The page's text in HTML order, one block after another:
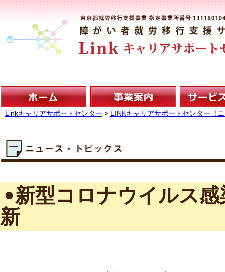
Linkキャリアサポートセンター > LINKキャリアサポートセンター（
新型コロナウイルス
新